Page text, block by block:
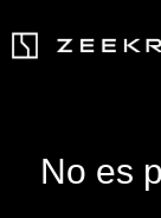
No es